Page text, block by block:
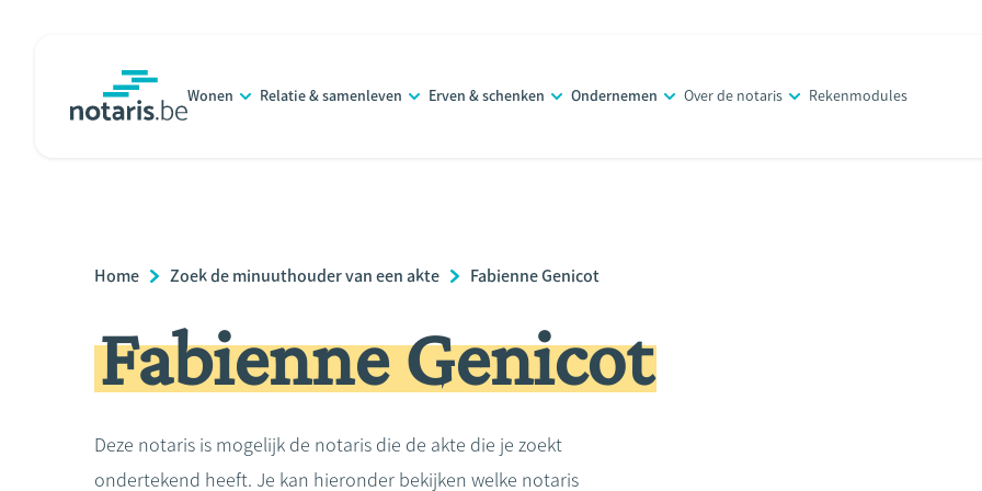
Wonen Relatie & samenleven Erven & schenken Ondernemen Over de notaris Rekenmodules
Breadcrumb
Home Zoek de minuuthouder van een akte Fabienne Genicot
Fabienne Genicot
Deze notaris is mogelijk de notaris die de akte die je zoekt
ondertekend heeft. Je kan hieronder bekijken welke notaris